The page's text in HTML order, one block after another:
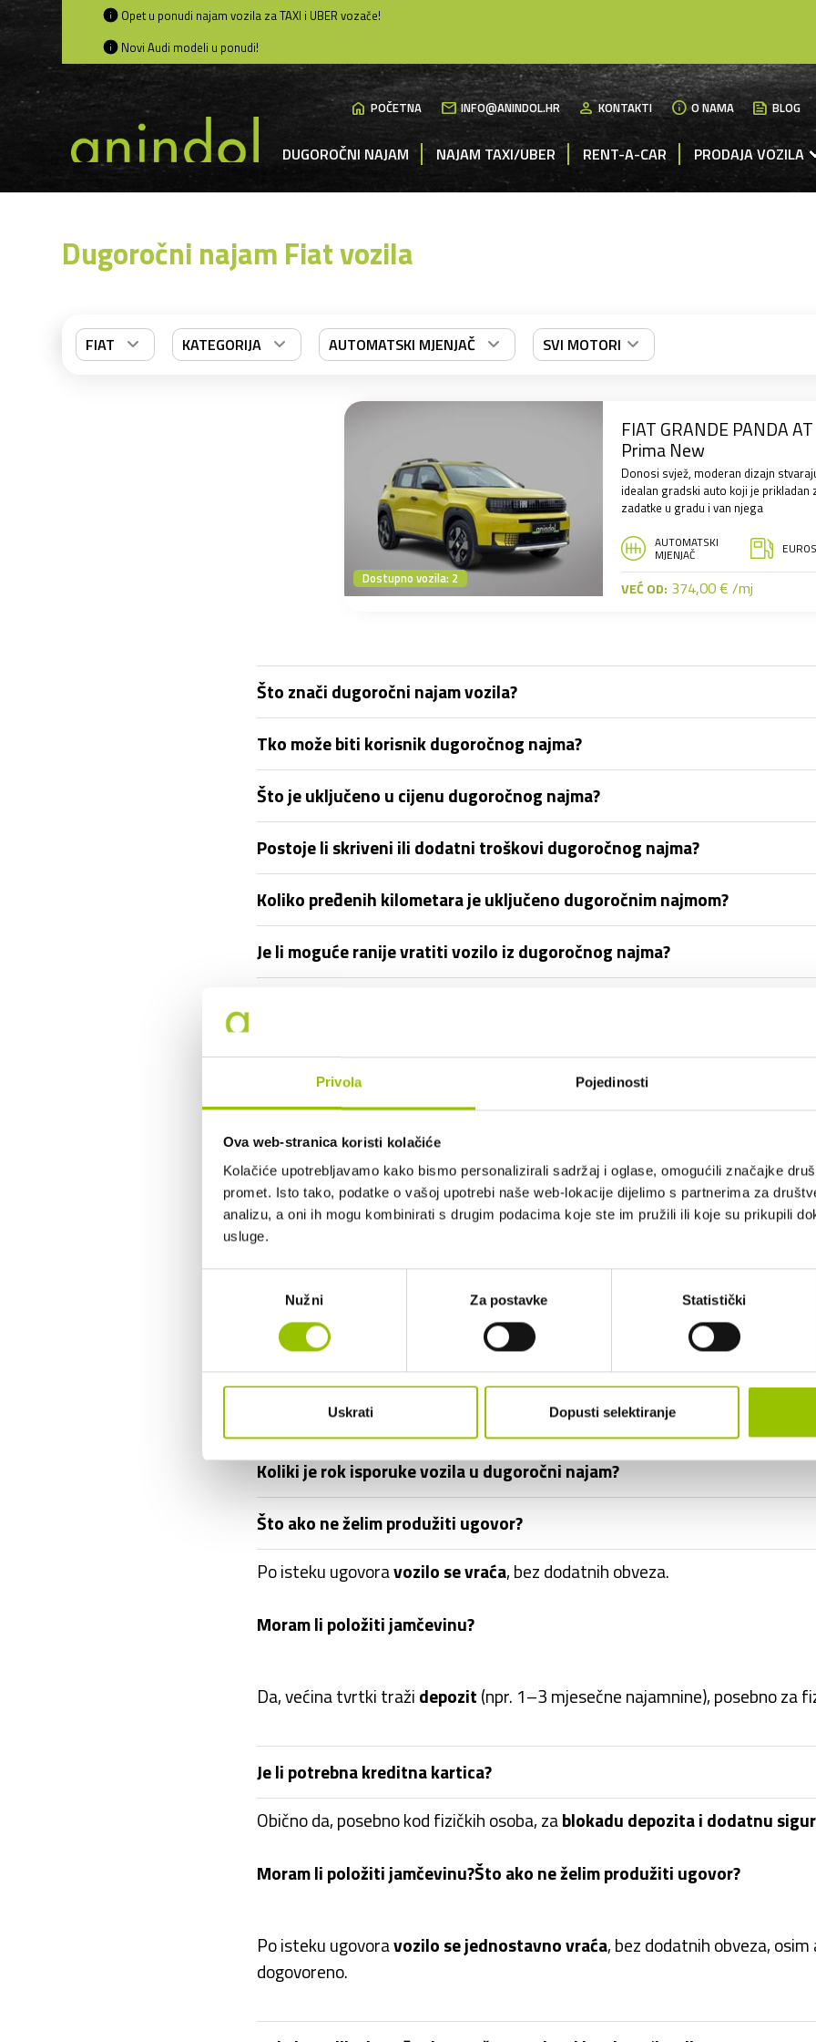
Privola Pojedinosti
Ova web-stranica koristi kolačiće
Kolačiće upotrebljavamo kako bismo personalizirali sadržaj i oglase, omogućili značajke
promet. Isto tako, podatke o vašoj upotrebi naše web-lokacije dijelimo s partnerima za
analizu, a oni ih mogu kombinirati s drugim podacima koje ste im pružili ili koje su prikupili
usluge.
Nužni Za postavke Statistički
Uskrati Dopusti selektiranje
Opet u ponudi najam vozila za TAXI i UBER vozače!
Novi Audi modeli u ponudi!
homePOČETNA mailINFO@ANINDOL.HR personKONTAKTI infoO NAMA NewsBLOG
DUGOROČNI NAJAM NAJAM TAXI/UBER RENT-A-CAR PRODAJA VOZILA
Dugoročni najam Fiat vozila
FIAT KATEGORIJA AUTOMATSKI MJENJAČ SVI MOTORI
Dostupno vozila: 2
FIAT GRANDE PANDA AT La
Prima New
Donosi svjež, moderan dizajn
idealan gradski auto koji je prikladan
zadatke u gradu i van njega
AUTOMATSKI
MJENJAČ
VEĆ OD: 374,00 € /mj
Što znači dugoročni najam vozila?
Tko može biti korisnik dugoročnog najma?
Što je uključeno u cijenu dugoročnog najma?
Postoje li skriveni ili dodatni troškovi dugoročnog najma?
Koliko pređenih kilometara je uključeno dugoročnim najmom?
Je li moguće ranije vratiti vozilo iz dugoročnog najma?
Tko je vlasnik vozila?
Mogu li otkupiti vozilo po isteku dugoročnog najma?
Mogu li vozilo koristiti i drugi članovi obitelji?
Što ako prouzročim prometni prekršaj ili parkirnu kaznu?
Tko plaća gorivo?
Je li u cijenu dugoročnog najma uključen PDV?
Mogu li koristiti vozilo u inozemstvu?
Mogu li birati boju i opremu vozila?
Koliki je rok isporuke vozila u dugoročni najam?
Što ako ne želim produžiti ugovor?
Po isteku ugovoravozilo se vraća, bez dodatnih obveza.
Moram li položiti jamčevinu?
Da, većina tvrtki traži depozit (npr. 1–3 mjesečne najamnine), posebno za
Je li potrebna kreditna kartica?
Obično da, posebno kod fizičkih osoba, zablokadu depozita i dodatnu
Moram li položiti jamčevinu?Što ako ne želim produžiti ugovor?
Po isteku ugovoravozilo se jednostavno vraća, bez dodatnih obveza,
dogovoreno.